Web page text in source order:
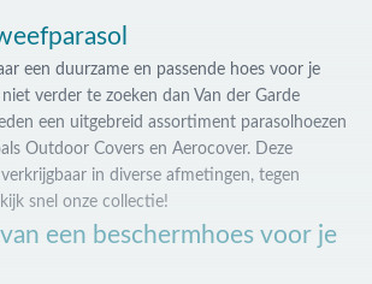
een duurzame en passende hoes voor je
verder te zoeken dan Van der Garde
een uitgebreid assortiment parasolhoezen
Outdoor Covers en Aerocover. Deze
in diverse afmetingen, tegen
snel onze collectie!
een beschermhoes voor je